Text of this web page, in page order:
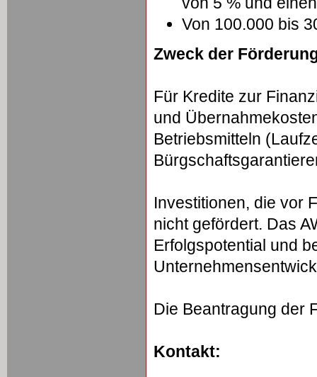
Von 100.000 bis
Zweck der
Für Kredite zur
und
Betriebsmitteln
Investitionen, die vor
nicht gefördert. Das
Erfolgspotential und
Die Beantragung der
Kontakt: